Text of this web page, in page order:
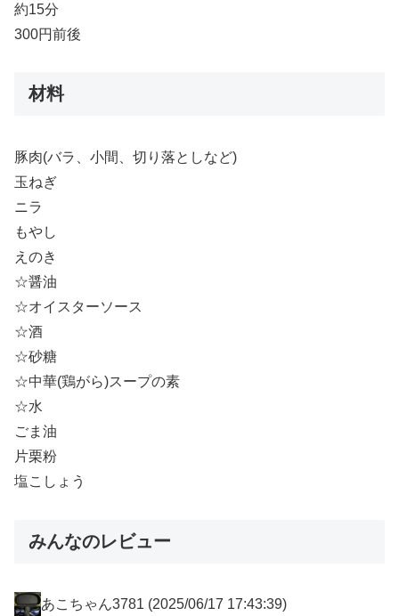
約15分
300円前後
材料
豚肉(バラ、小間、切り落としなど)
玉ねぎ
ニラ
もやし
えのき
☆醤油
☆オイスターソース
☆酒
☆砂糖
☆中華(鶏がら)スープの素
☆水
ごま油
片栗粉
塩こしょう
みんなのレビュー
あこちゃん3781 (2025/06/17 17:43:39)